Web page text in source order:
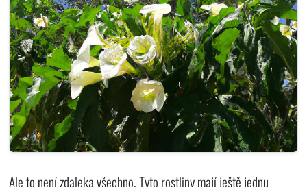
Ale to není zdaleka všechno. Tyto rostliny mají ještě jednu